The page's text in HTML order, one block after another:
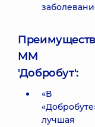
ММ
'Добробут':
«В
лучшая